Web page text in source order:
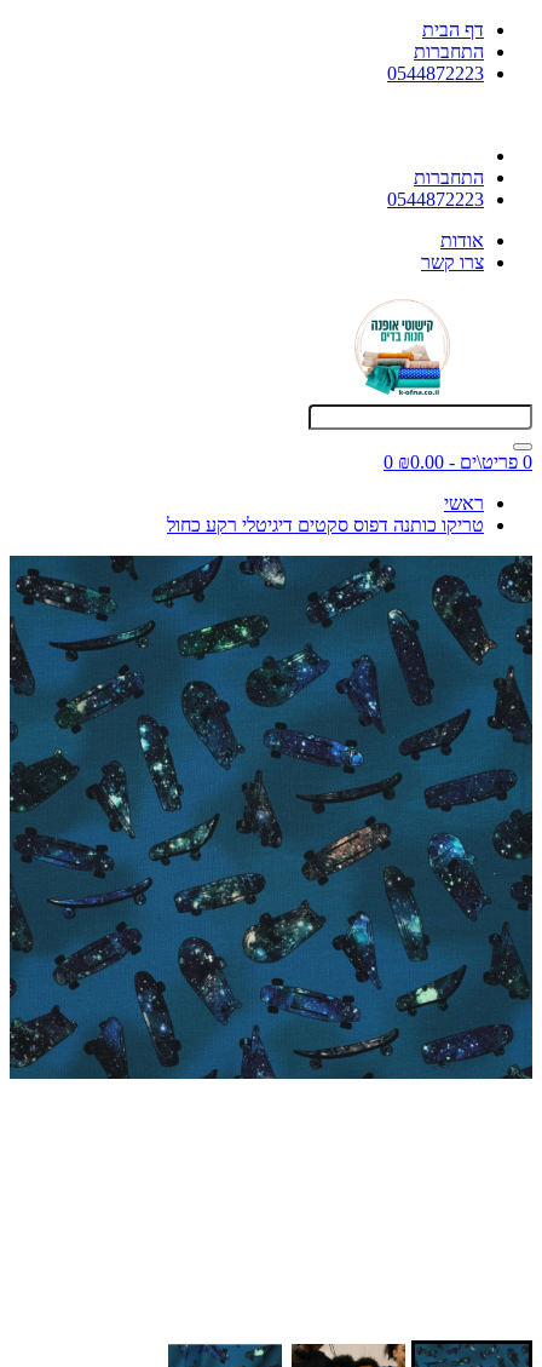
דף הבית
התחברות
0544872223
התחברות
0544872223
אודות
צרו קשר
0 פריט\ים - ₪0.00
0
ראשי
טריקו כותנה דפוס סקטים דיגיטלי רקע כחול